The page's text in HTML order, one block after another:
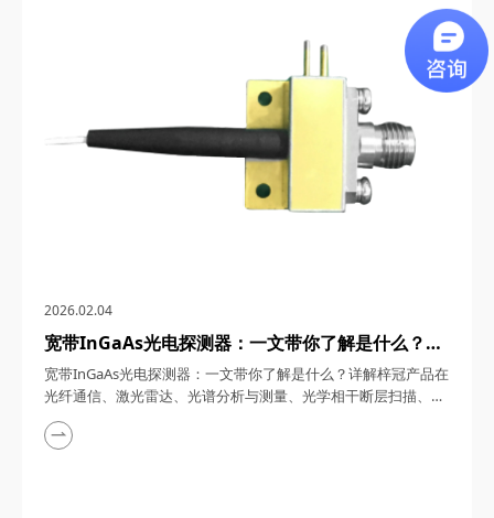
计，成为光子技术领域的“精密手术刀”。四川梓冠光电将从技术
原理、核心参数到六大应用场景，深度解析这款激光器的革新价
值。 一、窄线宽单频光纤激光器的产品定...
2026.02.04
宽带InGaAs光电探测器：一文带你了解是什么？详
解梓冠产品在光纤通信、激光雷达、光谱分析与测
量、光学相干断层扫描、量子通信等领域的实际应用
宽带InGaAs光电探测器：一文带你了解是什么？详解梓冠产品在
光纤通信、激光雷达、光谱分析与测量、光学相干断层扫描、量
子通信等领域的实际应用 宽带InGaAs光电探测器，在5G/6G通
信、自动驾驶激光雷达、量子计算等前沿领域，凭借其超低噪